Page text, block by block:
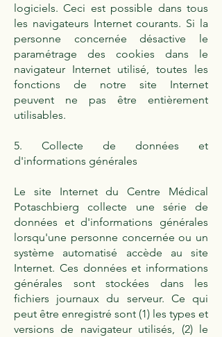
logiciels. Ceci est possible dans tous
les navigateurs Internet courants. Si la
personne concernée désactive le
paramétrage des cookies dans le
navigateur Internet utilisé, toutes les
fonctions de notre site Internet
peuvent ne pas être entièrement
utilisables.
5. Collecte de données et
d'informations générales
Le site Internet du Centre Médical
Potaschbierg collecte une série de
données et d'informations générales
lorsqu'une personne concernée ou un
système automatisé accède au site
Internet. Ces données et informations
générales sont stockées dans les
fichiers journaux du serveur. Ce qui
peut être enregistré sont (1) les types et
versions de navigateur utilisés, (2) le